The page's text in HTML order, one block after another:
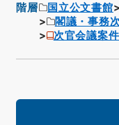
階層 国立公文書館
閣議・事務
次官会議案